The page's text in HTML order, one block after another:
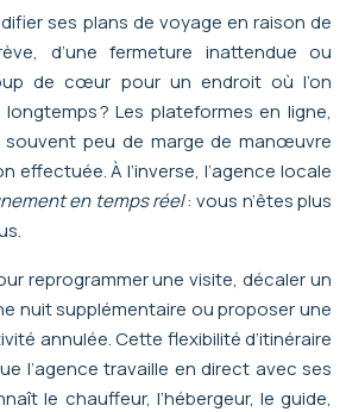
ses plans de voyage en raison de
d’une fermeture inattendue ou
de cœur pour un endroit où l’on
? Les plateformes en ligne,
souvent peu de marge de manœuvre
effectuée. À l’inverse, l’agence locale
en temps réel: vous n’êtes plus
reprogrammer une visite, décaler un
nuit supplémentaire ou proposer une
annulée. Cette flexibilité d’itinéraire
l’agence travaille en direct avec ses
le chauffeur, l’hébergeur, le guide,